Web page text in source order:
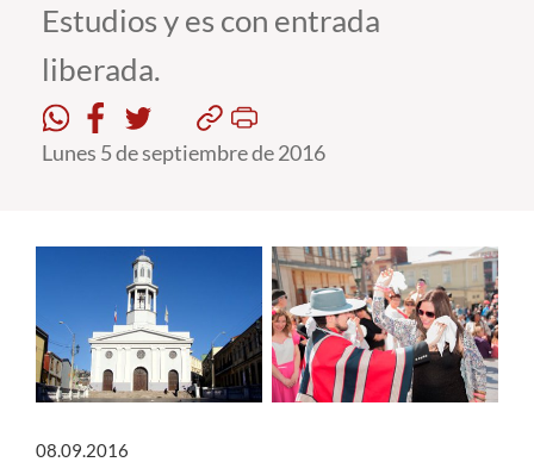
Alumni
English
Estudios y es con entrada
liberada.
Lunes 5 de septiembre de 2016
08.09.2016